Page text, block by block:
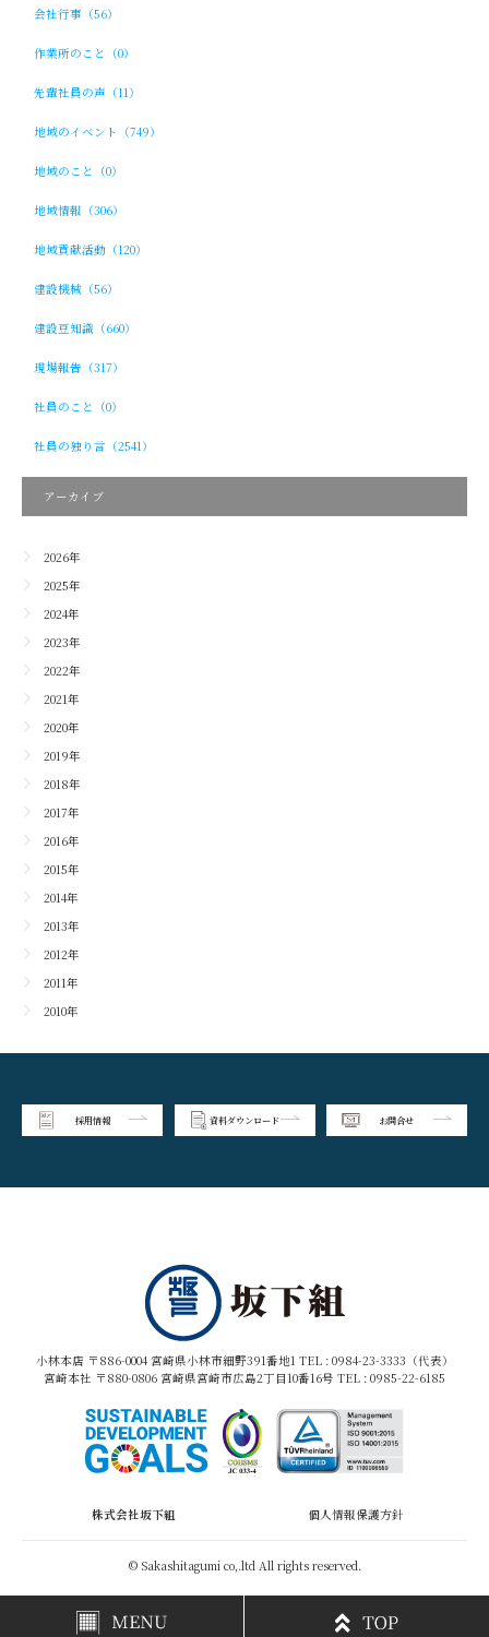
会社行事（56）
作業所のこと（0）
先輩社員の声（11）
地域のイベント（749）
地域のこと（0）
地域情報（306）
地域貢献活動（120）
建設機械（56）
建設豆知識（660）
現場報告（317）
社員のこと（0）
社員の独り言（2541）
アーカイブ
2026年
2025年
2024年
2023年
2022年
2021年
2020年
2019年
2018年
2017年
2016年
2015年
2014年
2013年
2012年
2011年
2010年
採用情報 資料ダウンロード お問合せ
小林本店 〒886-0004 宮崎県小林市細野391番地1 TEL : 0984-23-3333（代表）
宮崎本社 〒880-0806 宮崎県宮崎市広島2丁目10番16号 TEL : 0985-22-6185
株式会社坂下組 個人情報保護方針
© Sakashitagumi co,.ltd All rights reserved.